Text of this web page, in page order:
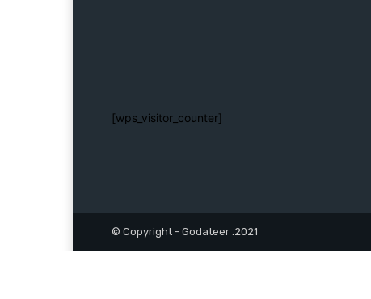
[wps_visitor_counter]
© Copyright - Godateer .2021